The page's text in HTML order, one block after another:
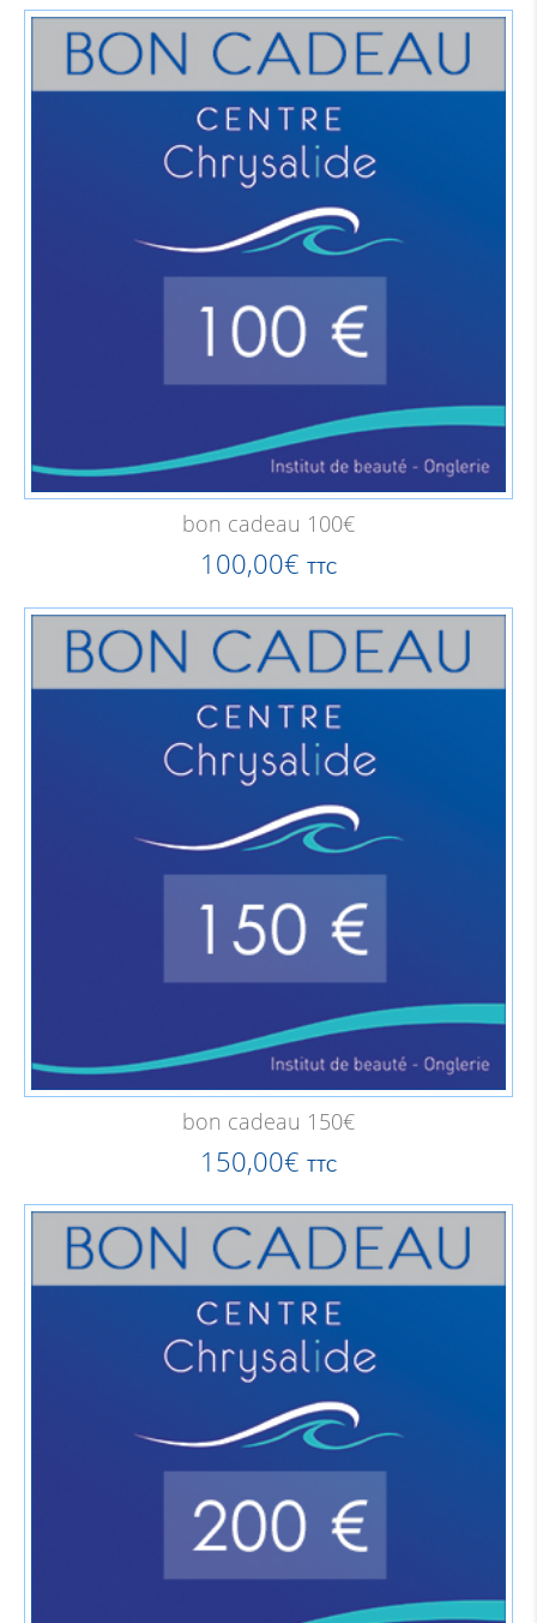
bon cadeau 100€
100,00€ TTC
bon cadeau 150€
150,00€ TTC